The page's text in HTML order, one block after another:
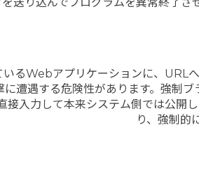
いるWebアプリケーションに、URL
に遭遇する危険性があります。 強制ブ
接入力して本来システム側では公開
り、強制的